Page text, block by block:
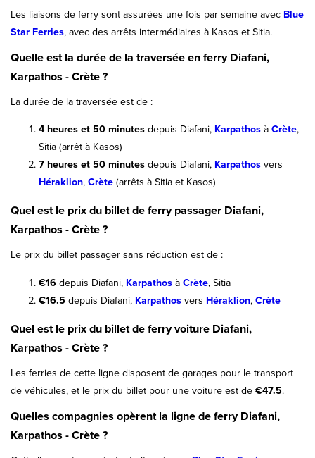
Les liaisons de ferry sont assurées une fois par semaine avec Blue
Star Ferries, avec des arrêts intermédiaires à Kasos et Sitia.
Quelle est la durée de la traversée en ferry Diafani,
Karpathos - Crète ?
La durée de la traversée est de :
4 heures et 50 minutes depuis Diafani, Karpathos à Crète,
Sitia (arrêt à Kasos)
7 heures et 50 minutes depuis Diafani, Karpathos vers
Héraklion, Crète (arrêts à Sitia et Kasos)
Quel est le prix du billet de ferry passager Diafani,
Karpathos - Crète ?
Le prix du billet passager sans réduction est de :
€16 depuis Diafani, Karpathos à Crète, Sitia
€16.5 depuis Diafani, Karpathos vers Héraklion, Crète
Quel est le prix du billet de ferry voiture Diafani,
Karpathos - Crète ?
Les ferries de cette ligne disposent de garages pour le transport
de véhicules, et le prix du billet pour une voiture est de €47.5.
Quelles compagnies opèrent la ligne de ferry Diafani,
Karpathos - Crète ?